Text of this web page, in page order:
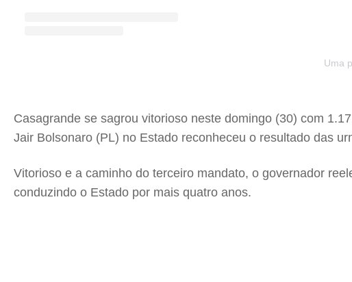
Uma
Casagrande se sagrou vitorioso neste domingo (30) com
Jair Bolsonaro (PL) no Estado reconheceu o resultado das
Vitorioso e a caminho do terceiro mandato, o governador
conduzindo o Estado por mais quatro anos.